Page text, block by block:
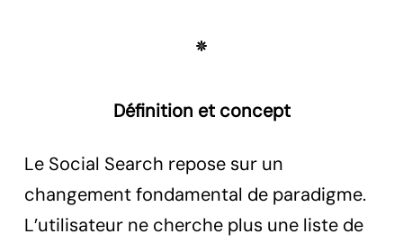
Définition et concept
Le Social Search repose sur un
changement fondamental de paradigme.
L’utilisateur ne cherche plus une liste de